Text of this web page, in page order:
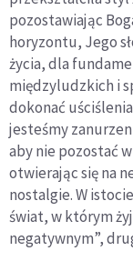
pozostawiając
horyzontu, Jego
życia, dla
międzyludzkich i
dokonać
jesteśmy
aby nie pozostać
otwierając się na
nostalgie. W
świat, w którym
negatywnym”,